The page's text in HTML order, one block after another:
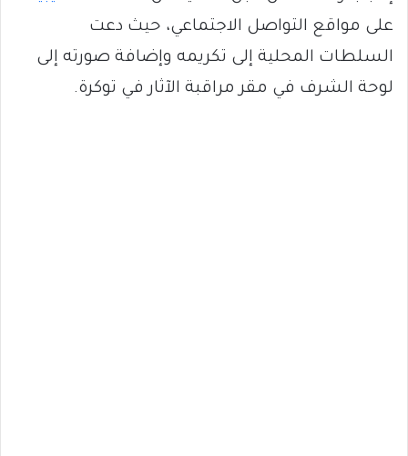
على مواقع التواصل الاجتماعي، حيث دعت
السلطات المحلية إلى تكريمه وإضافة صورته إلى
لوحة الشرف في مقر مراقبة الآثار في توكرة.